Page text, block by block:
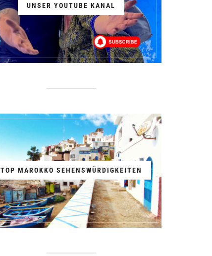
UNSER YOUTUBE KANAL
TOP MAROKKO SEHENSWÜRDIGKEITEN